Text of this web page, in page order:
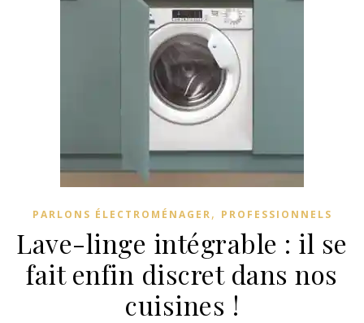
PARLONS ÉLECTROMÉNAGER, PROFESSIONNELS
Lave-linge intégrable : il se
fait enfin discret dans nos
cuisines !